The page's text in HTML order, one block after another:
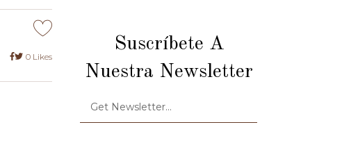
0 Likes
Suscríbete A
Nuestra Newsletter